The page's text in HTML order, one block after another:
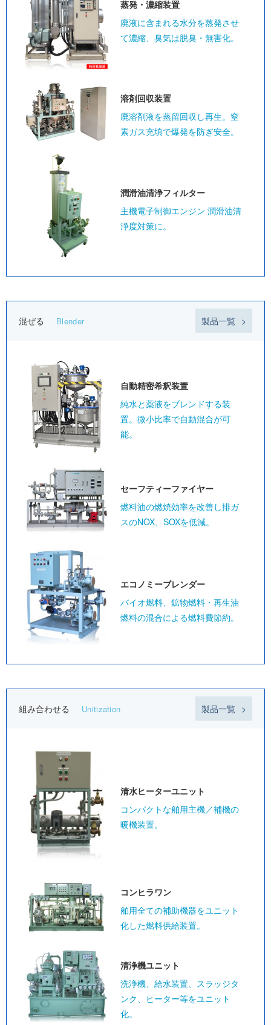
蒸発・濃縮装置
廃液に含まれる水分を蒸発させ
て濃縮、臭気は脱臭・無害化。
溶剤回収装置
廃溶剤液を蒸留回収し再生。窒
素ガス充填で爆発を防ぎ安全。
潤滑油清浄フィルター
主機電子制御エンジン 潤滑油清
浄度対策に。
混ぜる Blender 製品一覧
自動精密希釈装置
純水と薬液をブレンドする装
置。微小比率で自動混合が可
能。
セーフティーファイヤー
燃料油の燃焼効率を改善し排ガ
スのNOX、SOXを低減。
エコノミーブレンダー
バイオ燃料、鉱物燃料・再生油
燃料の混合による燃料費節約。
組み合わせる Unitization 製品一覧
清水ヒーターユニット
コンパクトな舶用主機／補機の
暖機装置。
コンヒラワン
舶用全ての補助機器をユニット
化した燃料供給装置。
清浄機ユニット
洗浄機、給水装置、スラッジタ
ンク、ヒーター等をユニット
化。